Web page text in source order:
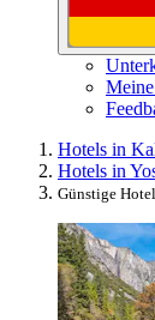
Hotels in
Hotels in
Günstige